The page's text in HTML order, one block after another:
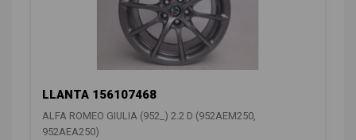
LLANTA 156107468
ALFA ROMEO GIULIA (952_) 2.2 D (952AEM250,
952AEA250)